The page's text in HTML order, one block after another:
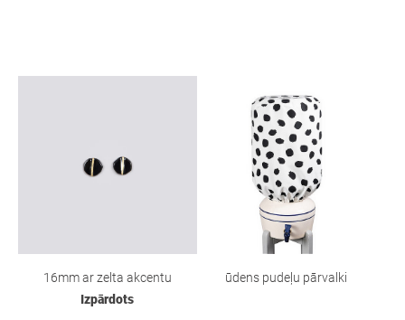
16mm ar zelta akcentu
Izpārdots
ūdens pudeļu pārvalki